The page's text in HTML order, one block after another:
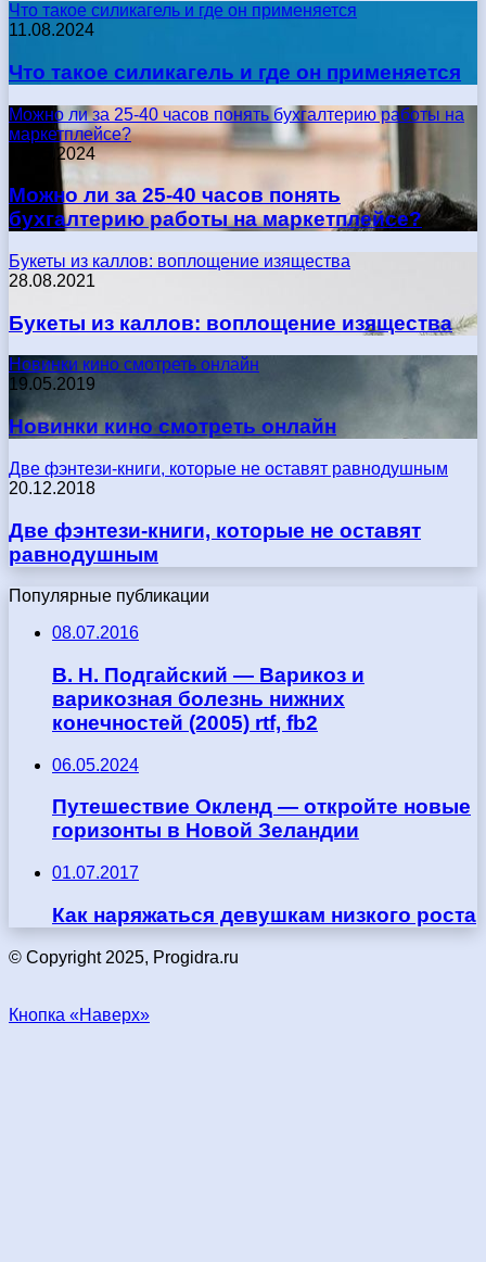
Что такое силикагель и где он применяется
11.08.2024
Что такое силикагель и где он применяется
Можно ли за 25-40 часов понять бухгалтерию работы на
маркетплейсе?
17.05.2024
Можно ли за 25-40 часов понять
бухгалтерию работы на маркетплейсе?
Букеты из каллов: воплощение изящества
28.08.2021
Букеты из каллов: воплощение изящества
Новинки кино смотреть онлайн
19.05.2019
Новинки кино смотреть онлайн
Две фэнтези-книги, которые не оставят равнодушным
20.12.2018
Две фэнтези-книги, которые не оставят
равнодушным
Популярные публикации
08.07.2016
В. Н. Подгайский — Варикоз и
варикозная болезнь нижних
конечностей (2005) rtf, fb2
06.05.2024
Путешествие Окленд — откройте новые
горизонты в Новой Зеландии
01.07.2017
Как наряжаться девушкам низкого роста
© Copyright 2025, Progidra.ru
Кнопка «Наверх»